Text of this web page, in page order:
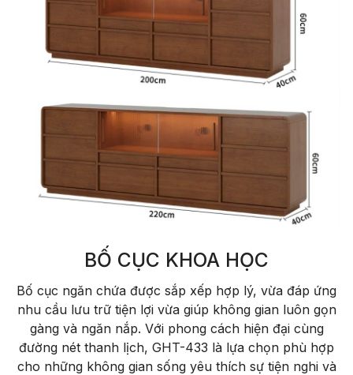
BỐ CỤC KHOA HỌC
Bố cục ngăn chứa được sắp xếp hợp lý, vừa đáp ứng
nhu cầu lưu trữ tiện lợi vừa giúp không gian luôn gọn
gàng và ngăn nắp. Với phong cách hiện đại cùng
đường nét thanh lịch, GHT-433 là lựa chọn phù hợp
cho những không gian sống yêu thích sự tiện nghi và